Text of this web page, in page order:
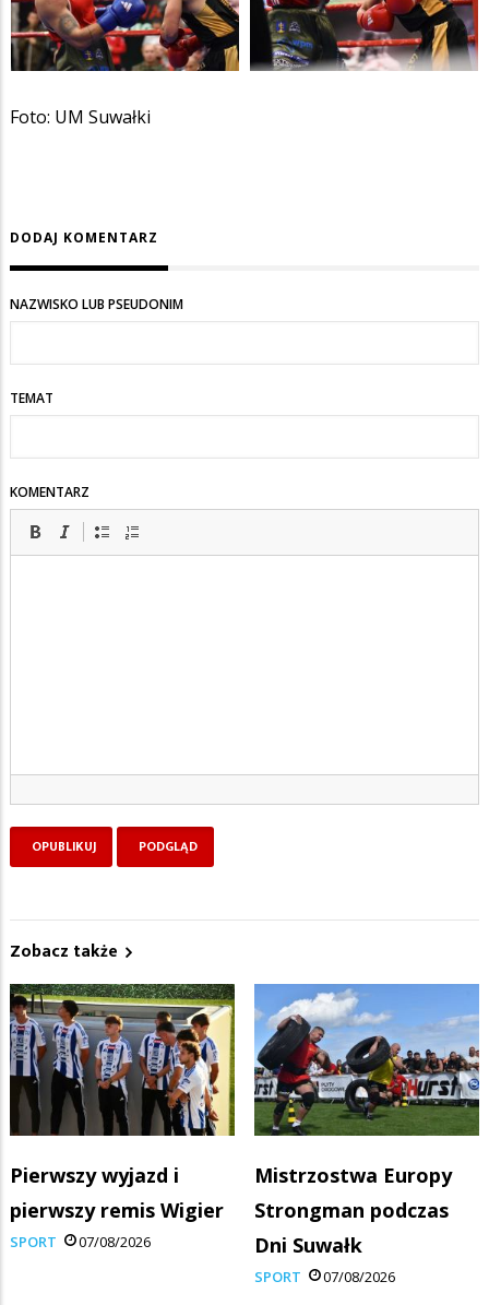
Foto: UM Suwałki
DODAJ KOMENTARZ
NAZWISKO LUB PSEUDONIM
TEMAT
KOMENTARZ
Zobacz także
Pierwszy wyjazd i
pierwszy remis Wigier
SPORT 07/08/2026
Mistrzostwa Europy
Strongman podczas
Dni Suwałk
SPORT 07/08/2026